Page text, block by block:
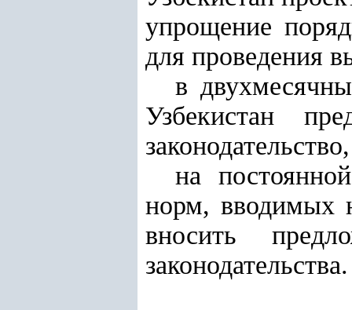
упрощение
для проведения
в
Узбекистан
на
норм, вводимых
вносить
законодательства.